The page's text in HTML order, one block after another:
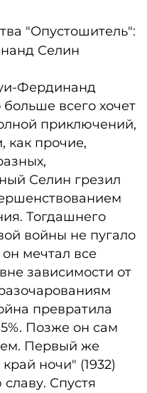
"Опустошитель":
Селин
Фердинанд
всего хочет
приключений,
как прочие,
Селин грезил
Тогдашнего
войны не пугало
он мечтал все
зависимости от
превратила
Позже он сам
Первый же
ночи" (1932)
Спустя